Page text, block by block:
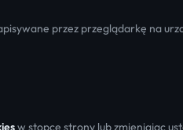
przez przeglądarkę na
w stopce strony lub zmieniając